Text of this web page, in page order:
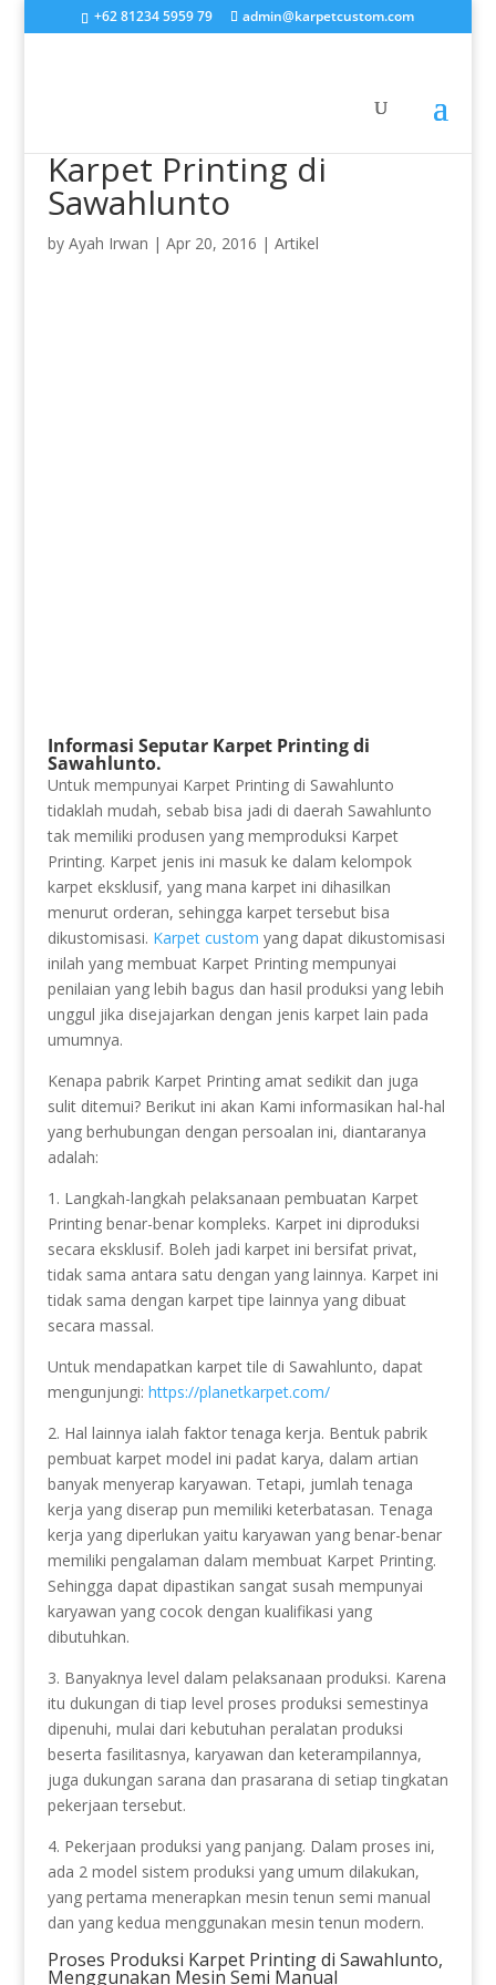
+62 81234 5959 79 admin@karpetcustom.com
Karpet Printing di
Sawahlunto
by Ayah Irwan | Apr 20, 2016 | Artikel
Informasi Seputar Karpet Printing di
Sawahlunto.
Untuk mempunyai Karpet Printing di Sawahlunto
tidaklah mudah, sebab bisa jadi di daerah Sawahlunto
tak memiliki produsen yang memproduksi Karpet
Printing. Karpet jenis ini masuk ke dalam kelompok
karpet eksklusif, yang mana karpet ini dihasilkan
menurut orderan, sehingga karpet tersebut bisa
dikustomisasi. Karpet custom yang dapat dikustomisasi
inilah yang membuat Karpet Printing mempunyai
penilaian yang lebih bagus dan hasil produksi yang lebih
unggul jika disejajarkan dengan jenis karpet lain pada
umumnya.
Kenapa pabrik Karpet Printing amat sedikit dan juga
sulit ditemui? Berikut ini akan Kami informasikan hal-hal
yang berhubungan dengan persoalan ini, diantaranya
adalah:
1. Langkah-langkah pelaksanaan pembuatan Karpet
Printing benar-benar kompleks. Karpet ini diproduksi
secara eksklusif. Boleh jadi karpet ini bersifat privat,
tidak sama antara satu dengan yang lainnya. Karpet ini
tidak sama dengan karpet tipe lainnya yang dibuat
secara massal.
Untuk mendapatkan karpet tile di Sawahlunto, dapat
mengunjungi: https://planetkarpet.com/
2. Hal lainnya ialah faktor tenaga kerja. Bentuk pabrik
pembuat karpet model ini padat karya, dalam artian
banyak menyerap karyawan. Tetapi, jumlah tenaga
kerja yang diserap pun memiliki keterbatasan. Tenaga
kerja yang diperlukan yaitu karyawan yang benar-benar
memiliki pengalaman dalam membuat Karpet Printing.
Sehingga dapat dipastikan sangat susah mempunyai
karyawan yang cocok dengan kualifikasi yang
dibutuhkan.
3. Banyaknya level dalam pelaksanaan produksi. Karena
itu dukungan di tiap level proses produksi semestinya
dipenuhi, mulai dari kebutuhan peralatan produksi
beserta fasilitasnya, karyawan dan keterampilannya,
juga dukungan sarana dan prasarana di setiap tingkatan
pekerjaan tersebut.
4. Pekerjaan produksi yang panjang. Dalam proses ini,
ada 2 model sistem produksi yang umum dilakukan,
yang pertama menerapkan mesin tenun semi manual
dan yang kedua menggunakan mesin tenun modern.
Proses Produksi Karpet Printing di Sawahlunto,
Menggunakan Mesin Semi Manual